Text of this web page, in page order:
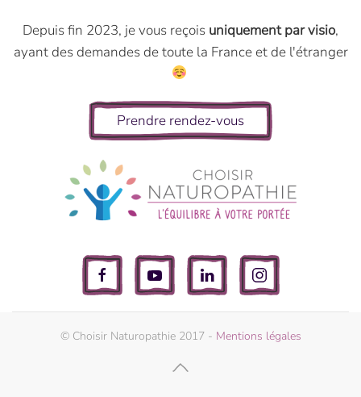
Depuis fin 2023, je vous reçois uniquement par visio,
ayant des demandes de toute la France et de l'étranger
Prendre rendez-vous
© Choisir Naturopathie 2017 - Mentions légales